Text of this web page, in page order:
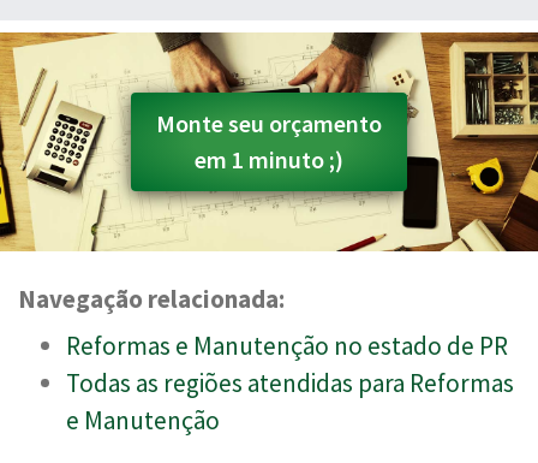
Monte seu orçamento
em 1 minuto ;)
Navegação relacionada:
Reformas e Manutenção no estado de PR
Todas as regiões atendidas para Reformas
e Manutenção